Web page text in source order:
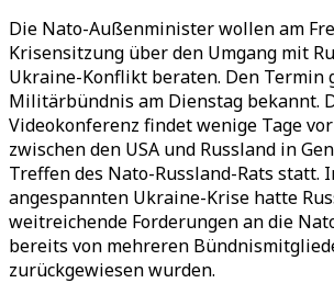
Die Nato-Außenminister wollen am
Krisensitzung über den Umgang mit
Ukraine-Konflikt beraten. Den Termin
Militärbündnis am Dienstag bekannt.
Videokonferenz findet wenige Tage
zwischen den USA und Russland in
Treffen des Nato-Russland-Rats statt.
angespannten Ukraine-Krise hatte
weitreichende Forderungen an die
bereits von mehreren
zurückgewiesen wurden.